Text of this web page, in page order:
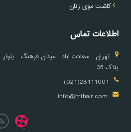
کاشت موی زنان
اطلاعات تماس
پلاک 35
28111001(021)
info@hrthair.com